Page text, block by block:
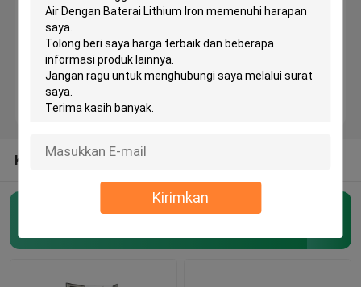
Kirimkan
Telecom Power Supply
Pusat Data Mikro Modular
Sistem Penyimpanan Energi
Paket Baterai Botol Lithium
Lithium Ion Naik
KATEGORI LAINNYA DARI KAMI